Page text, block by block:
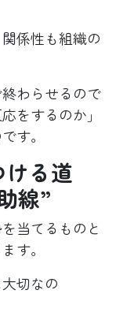
係性も組織の
わらせるので
をするのか」
す。
る道
線”
当てるものと
す。
切なの